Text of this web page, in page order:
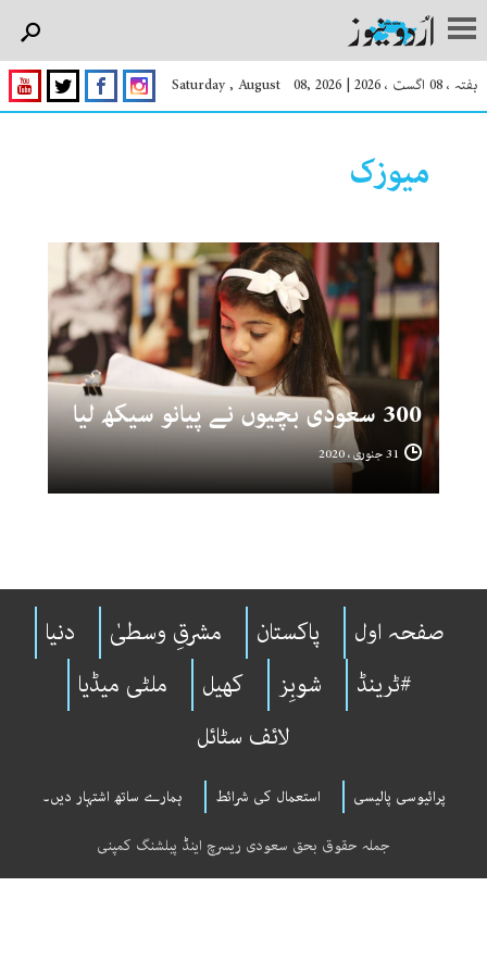
ہفتہ ، 08 اگست ، 2026 |
Saturday , August 08, 2026
میوزک
300 سعودی بچیوں نے پیانو سیکھ لیا
صفحہ اول پاکستان مشرقِ وسطیٰ
دنیا
#ٹرینڈ
شوبِز کھیل
ملٹی میڈیا
لائف سٹائل
پرائیوسی پالیسی استعمال کی شرائط ہمارے ساتھ اشتہار دیں۔
جملہ حقوق بحق سعودی ریسرچ اینڈ پبلشنگ کمپنی